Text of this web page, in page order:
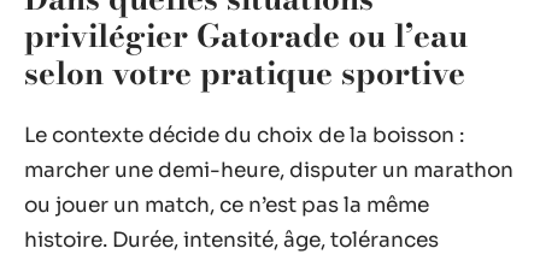
privilégier Gatorade ou l’eau
selon votre pratique sportive
Le contexte décide du choix de la boisson :
marcher une demi-heure, disputer un marathon
ou jouer un match, ce n’est pas la même
histoire. Durée, intensité, âge, tolérances